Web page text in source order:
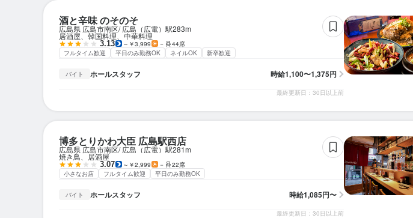
酒と辛味 のそのそ
広島県 広島市南区 広島（広電）駅283m
居酒屋、韓国料理、中華料理
3.13 ～￥3,999 －
44席
フルタイム歓迎
平日のみ勤務OK ネイルOK 新卒歓迎
バイト ホールスタッフ 時給1,100〜1,375円
最終更新日：30日以上前
博多とりかわ大臣 広島駅西店
広島県 広島市南区 広島（広電）駅281m
焼き鳥、居酒屋
3.07 ～￥2,999 －
22席
小さなお店
フルタイム歓迎 平日のみ勤務OK
バイト ホールスタッフ 時給1,085円〜
最終更新日：30日以上前